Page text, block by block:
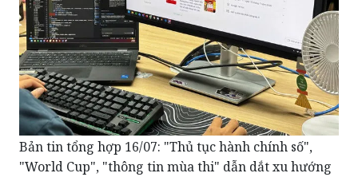
Bản tin tổng hợp 16/07: "Thủ tục hành chính số",
"World Cup", "thông tin mùa thi" dẫn dắt xu hướng